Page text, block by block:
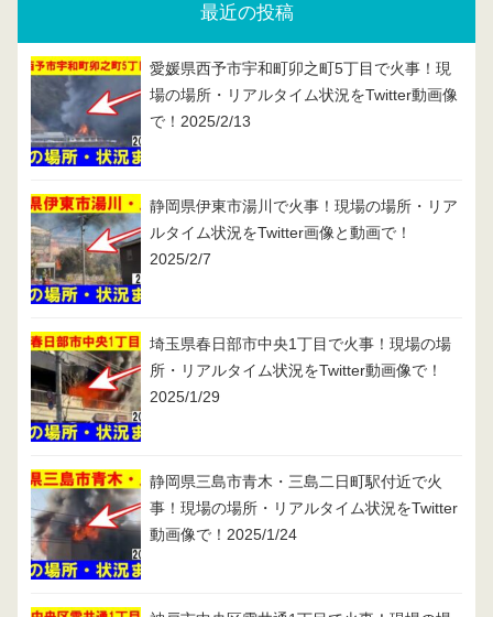
最近の投稿
愛媛県西予市宇和町卯之町5丁目で火事！現
場の場所・リアルタイム状況をTwitter動画像
で！2025/2/13
静岡県伊東市湯川で火事！現場の場所・リア
ルタイム状況をTwitter画像と動画で！
2025/2/7
埼玉県春日部市中央1丁目で火事！現場の場
所・リアルタイム状況をTwitter動画像で！
2025/1/29
静岡県三島市青木・三島二日町駅付近で火
事！現場の場所・リアルタイム状況をTwitter
動画像で！2025/1/24